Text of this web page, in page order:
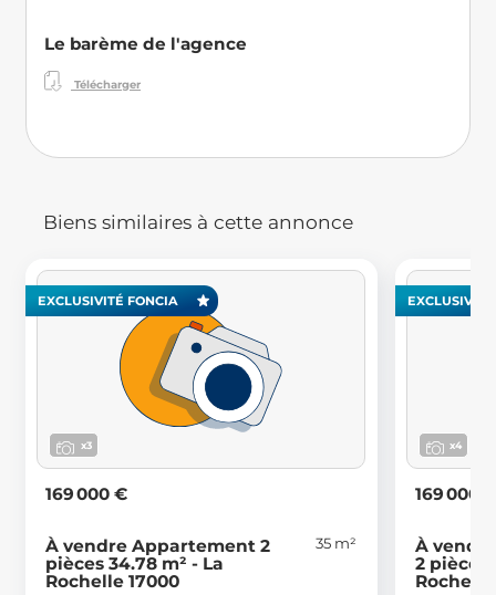
Le barème de l'agence
Télécharger
Biens similaires à cette annonce
EXCLUSIVITÉ FONCIA
x3
169 000 €
À vendre Appartement 2
pièces 34.78 m² - La
Rochelle 17000
35 m²
x4
169 000
À
2 pièces
Rochelle